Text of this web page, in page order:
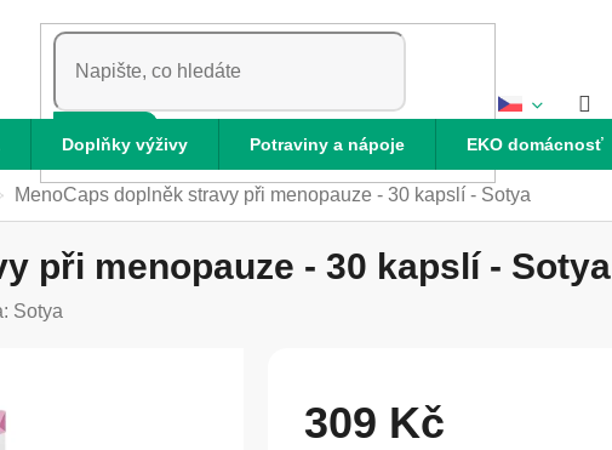
HLEDAT
Doplňky výživy Potraviny a nápoje EKO domácnosť
MenoCaps doplněk stravy při menopauze - 30 kapslí - Sotya
při menopauze - 30 kapslí - Sotya
Sotya
309 Kč